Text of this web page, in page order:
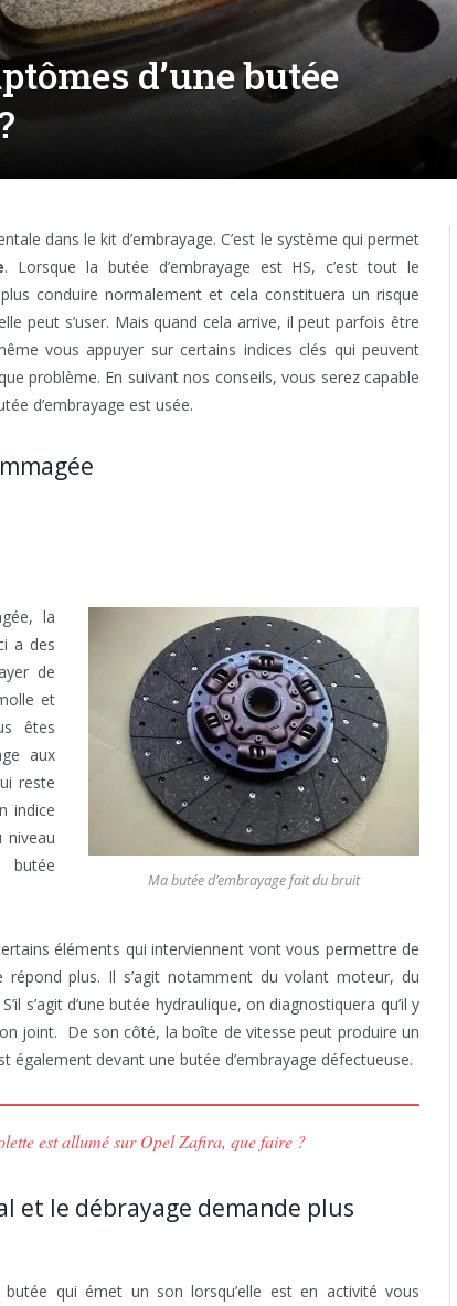
d’une butée
dans le kit d’embrayage. C’est le système qui permet
. Lorsque la butée d’embrayage est HS, c’est tout le
conduire normalement et cela constituera un risque
peut s’user. Mais quand cela arrive, il peut parfois être
vous appuyer sur certains indices clés qui peuvent
problème. En suivant nos conseils, vous serez capable
d’embrayage est usée.
Ma butée d’embrayage fait du bruit
la
a des
de
et
êtes
aux
reste
indice
niveau
butée
éléments qui interviennent vont vous permettre de
plus. Il s’agit notamment du volant moteur, du
s’agit d’une butée hydraulique, on diagnostiquera qu’il y
joint. De son côté, la boîte de vitesse peut produire un
devant une butée d’embrayage défectueuse.
est allumé sur Opel Zafira, que faire ?
le débrayage demande plus
butée qui émet un son lorsqu’elle est en activité vous